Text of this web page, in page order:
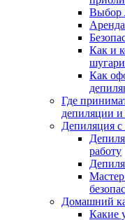
Выбор
Как и
Как
Где
депиляции
Депиляция с
работу
Домашний
Какие